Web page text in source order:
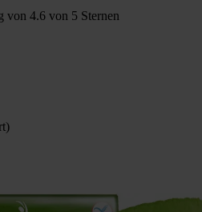
von 4.6 von 5 Sternen